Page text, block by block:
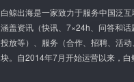
白鲸出海是一家致力于服务中国泛
涵盖资讯（快讯、7×24h、问答和
投放等）、服务（合作、招聘、活
块。自2014年7月开始运营以来，